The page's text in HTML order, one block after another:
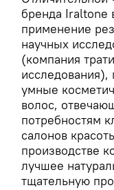
бренда Iraltone
применение
научных
(компания
исследования),
умные
волос,
потребностям
салонов
производстве
лучшее
тщательную